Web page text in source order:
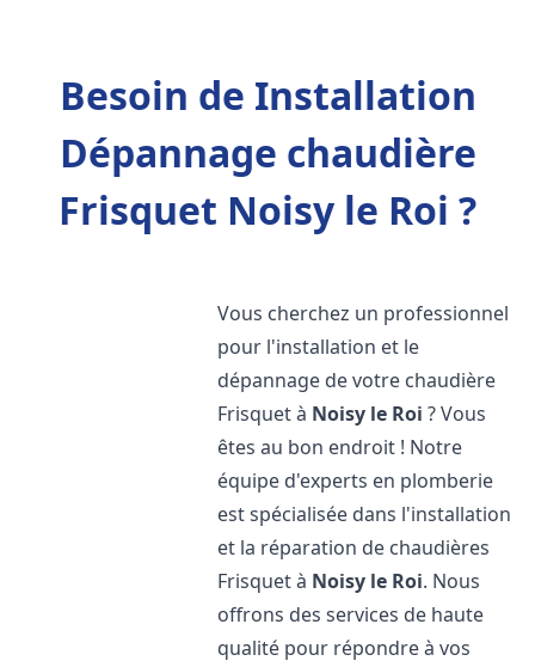
Besoin de Installation
Dépannage chaudière
Frisquet Noisy le Roi ?
Vous cherchez un professionnel
pour l'installation et le
dépannage de votre chaudière
Frisquet à Noisy le Roi ? Vous
êtes au bon endroit ! Notre
équipe d'experts en plomberie
est spécialisée dans l'installation
et la réparation de chaudières
Frisquet à Noisy le Roi. Nous
offrons des services de haute
qualité pour répondre à vos